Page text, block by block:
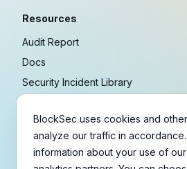
Resources
Audit Report
Docs
Security Incident Library
Research
Guides
Crypto Payment Playbook
BlockSec uses cookies and
analyze our traffic in
information about your use of